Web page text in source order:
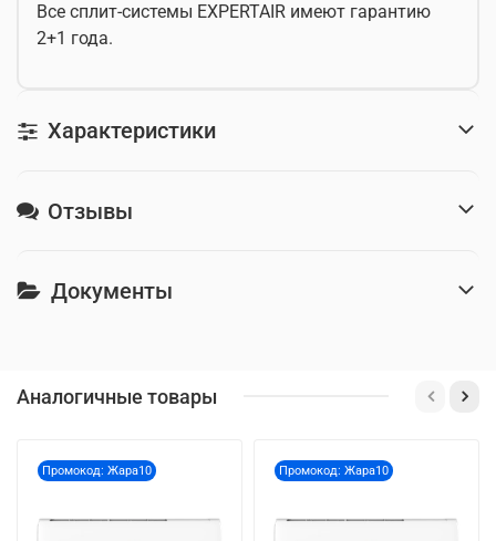
Все сплит-системы EXPERTAIR имеют гарантию
2+1 года.
Характеристики
Отзывы
Документы
Аналогичные товары
Промокод: Жара10 Промокод: Жара10